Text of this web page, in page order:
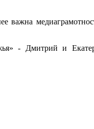
- Дмитрий и